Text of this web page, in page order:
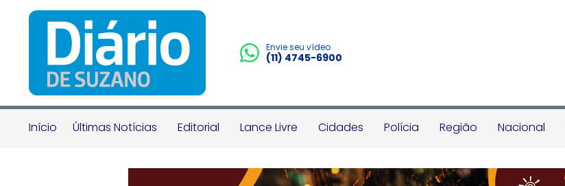
Envie seu vídeo
(11) 4745-6900
Início Últimas Notícias Editorial Lance Livre Cidades Polícia Região Nacional